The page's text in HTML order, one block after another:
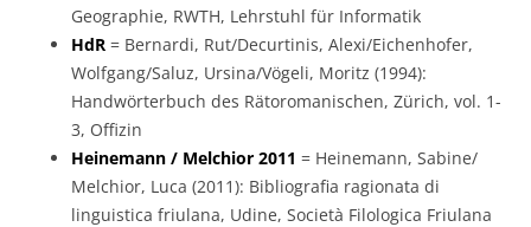
Geographie, RWTH, Lehrstuhl für Informatik
HdR = Bernardi, Rut/Decurtinis, Alexi/Eichenhofer,
Wolfgang/Saluz, Ursina/Vögeli, Moritz (1994):
Handwörterbuch des Rätoromanischen, Zürich, vol. 1-
3, Offizin
Heinemann / Melchior 2011 = Heinemann, Sabine/
Melchior, Luca (2011): Bibliografia ragionata di
linguistica friulana, Udine, Società Filologica Friulana